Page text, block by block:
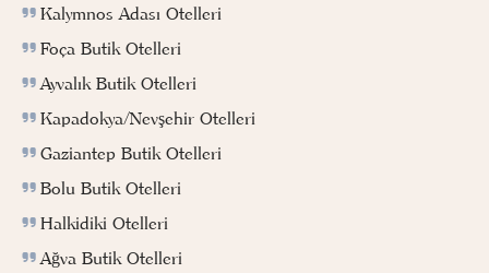
Kalymnos Adası Otelleri
Foça Butik Otelleri
Ayvalık Butik Otelleri
Kapadokya/Nevşehir Otelleri
Gaziantep Butik Otelleri
Bolu Butik Otelleri
Halkidiki Otelleri
Ağva Butik Otelleri